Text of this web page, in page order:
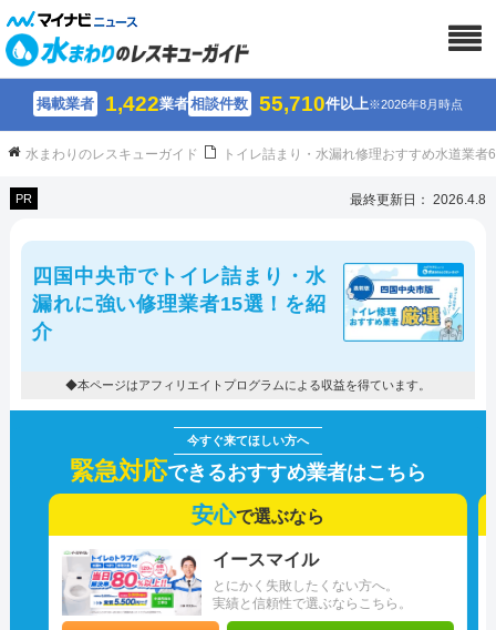
掲載業者 1,422業者相談件数 55,710件以上※2026年8月時点
水まわりのレスキューガイド トイレ詰まり・水漏れ修理おすすめ水道業
PR 最終更新日： 2026.4.8
四国中央市でトイレ詰まり・水
漏れに強い修理業者15選！を紹
介
◆本ページはアフィリエイトプログラムによる収益を得ています。
緊急対応できるおすすめ業者はこちら
安心で選ぶなら
とにかく失敗したくない方へ。
実績と信頼性で選ぶならこちら。
イースマイル